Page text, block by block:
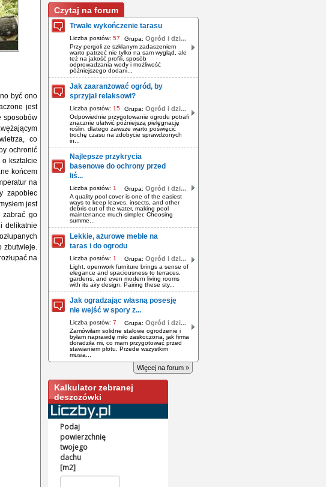
być ono
jest
sposobów
co
ochronić
kształcie
końcem
na
zapobiec
jest
zabrać go
delikatnie
zbutwieje.
na
Czytaj na forum
Trwałe wykończenie tarasu
Liczba postów: 57 Grupa: Ogród i dzi...
Przy pergoli ze szklanym zadaszeniem
warto patrzeć nie tylko na sam wygląd, ale
też na jakość profili, sposób
odprowadzania wody i możliwość
późniejszego dodani...
Jak zaaranżować ogród, by
sprzyjał relaksowi?
Liczba postów: 15 Grupa: Ogród i dzi...
Odpowiednie przygotowanie ogrodu potrafi
znacznie ułatwić późniejszą pielęgnację
roślin, dlatego zawsze warto poświęcić
trochę czasu na zdobycie sprawdzonych
in...
Najlepsze przykrycia
basenowe do ochrony przed
liś...
Liczba postów: 1 Grupa: Ogród i dzi...
A quality pool cover is one of the easiest
ways to keep leaves, insects, and other
debris out of the water, making pool
maintenance much simpler. Choosing
summe...
Lekkie, ażurowe meble na
taras i do ogrodu
Liczba postów: 1 Grupa: Ogród i dzi...
Light, openwork furniture brings a sense of
elegance and spaciousness to terraces,
gardens, and even modern living rooms
with its airy design. Pairing these sty...
Jak ogradzając własną posesję
nie wejść w spory z...
Liczba postów: 7 Grupa: Ogród i dzi...
Zamówiłam solidne stalowe ogrodzenie i
byłam naprawdę miło zaskoczona, jak firma
doradziła mi, co mam przygotować przed
stawianiem płotu. Przede wszystkim
musia...
Więcej na forum »
Kalkulator zebranej
deszczówki